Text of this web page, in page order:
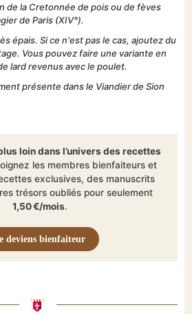
de la Cretonnée de pois ou de fèves
de Paris (XIV°).
épais. Si ce n'est pas le cas, ajoutez du
Vous pouvez faire une variante en
lard revenus avec le poulet.
présente dans le Viandier de Sion
les membres bienfaiteurs et
exclusives, des manuscrits
trésors oubliés pour seulement
1,50 €/mois.
deviens bienfaiteur